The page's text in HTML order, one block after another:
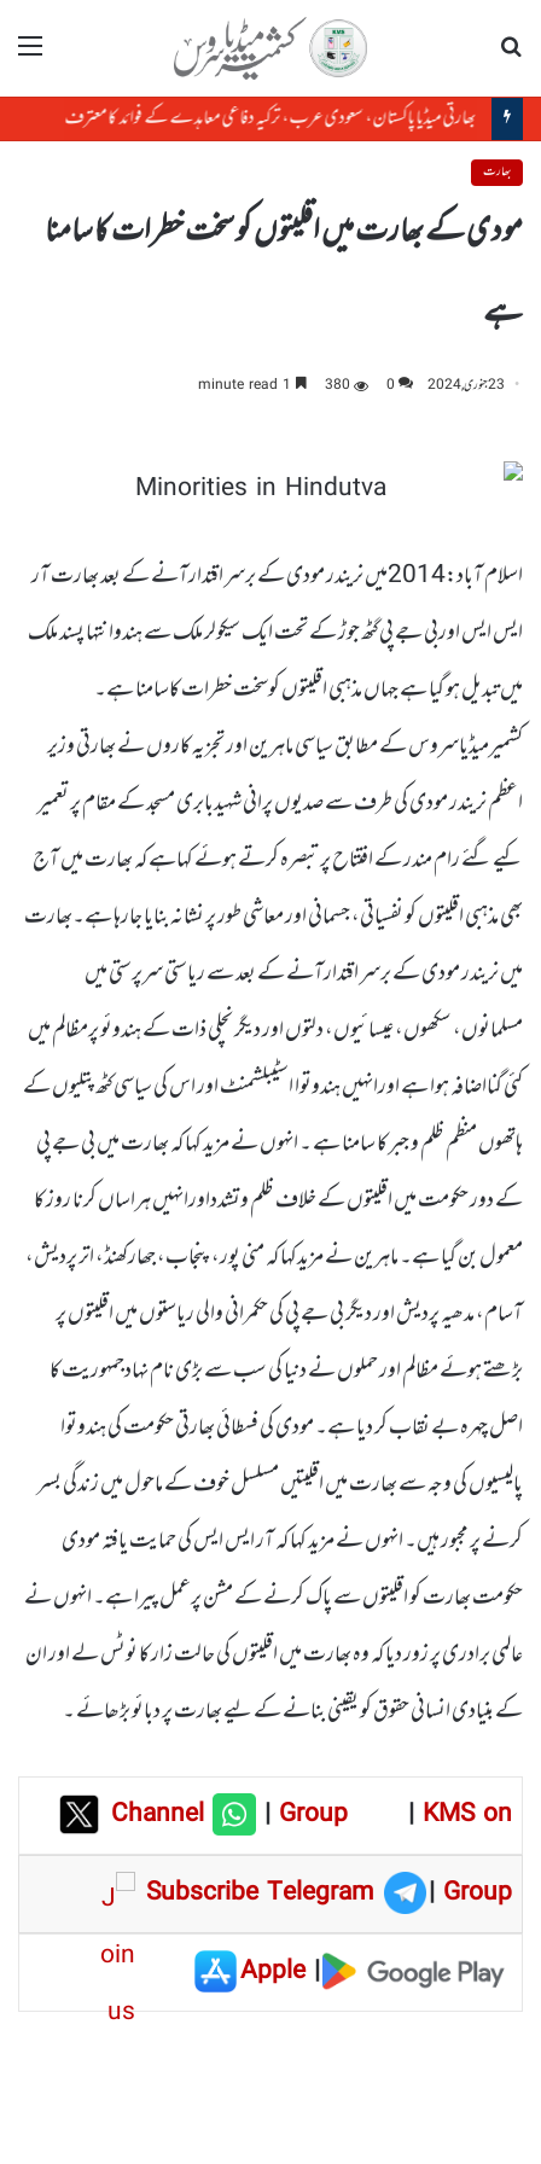
مینو
بھارتی میڈیا پاکستان، سعودی عرب، ترکیہ دفاعی معاہدے کے فوائد کا معترف
بھارت
مودی کے بھارت میں اقلیتوں کو سخت خطرات کا سامنا
ہے
23 جنوری, 2024 0
380
اسلام آباد:2014میں نریندر مودی کے برسر اقتدارآنے کے بعد بھارت آر
ایس ایس اوربی جے پی گٹھ جوڑ کے تحت ایک سیکولر ملک سے ہندوانتہا پسند ملک
میں تبدیل ہو گیا ہے جہاں مذہبی اقلیتوں کوسخت خطرات کاسامنا ہے۔
کشمیرمیڈیاسروس کے مطابق سیاسی ماہرین اور تجزیہ کاروں نے بھارتی وزیر
اعظم نریندر مودی کی طرف سے صدیوں پرانی شہیدبابری مسجد کے مقام پر تعمیر
کیے گئے رام مندر کے افتتاح پر تبصرہ کرتے ہوئے کہاہے کہ بھارت میں آج
بھی مذہبی اقلیتوں کو نفسیاتی، جسمانی اور معاشی طور پر نشانہ بنایا جارہا ہے۔بھارت
میں نریندر مودی کے برسر اقتدارآنے کے بعد سے ریاستی سرپرستی میں
مسلمانوں، سکھوں، عیسائیوں، دلتوں اور دیگر نچلی ذات کے ہندوئو پرمظالم میں
کئی گنااضافہ ہوا ہے اورانہیں ہندوتوا اسٹیبلشمنٹ اور اس کی سیاسی کٹھ پتلیوں کے
ہاتھوں منظم ظلم و جبر کا سامنا ہے ۔ انہوں نے مزید کہا کہ بھارت میں بی جے پی
کے دور حکومت میں اقلیتوں کے خلاف ظلم وتشدداورانہیں ہراساں کرنا روز کا
معمول بن گیا ہے۔ ماہرین نے مزیدکہا کہ منی پور، پنجاب، جھارکھنڈ، اتر پردیش،
آسام، مدھیہ پردیش اور دیگر بی جے پی کی حکمرانی والی ریاستوں میں اقلیتوں پر
بڑھتے ہوئے مظالم اور حملوں نے دنیا کی سب سے بڑی نام نہادجمہوریت کا
اصل چہرہ بے نقاب کر دیا ہے۔ مودی کی فسطائی بھارتی حکومت کی ہندوتوا
پالیسیوں کی وجہ سے بھارت میں اقلیتیں مسلسل خوف کے ماحول میں زندگی بسر
کرنے پر مجبور ہیں۔ انہوں نے مزید کہا کہ آر ایس ایس کی حمایت یافتہ مودی
حکومت بھارت کو اقلیتوں سے پاک کرنے کے مشن پرعمل پیرا ہے۔ انہوں نے
عالمی برادری پر زور دیا کہ وہ بھارت میں اقلیتوں کی حالت زار کا نوٹس لے اور ان
کے بنیادی انسانی حقوق کو یقینی بنانے کے لیے بھارت پر دبائو بڑھائے ۔
Channel |Group | KMS on
Subscribe Telegram
| Group
|
Apple